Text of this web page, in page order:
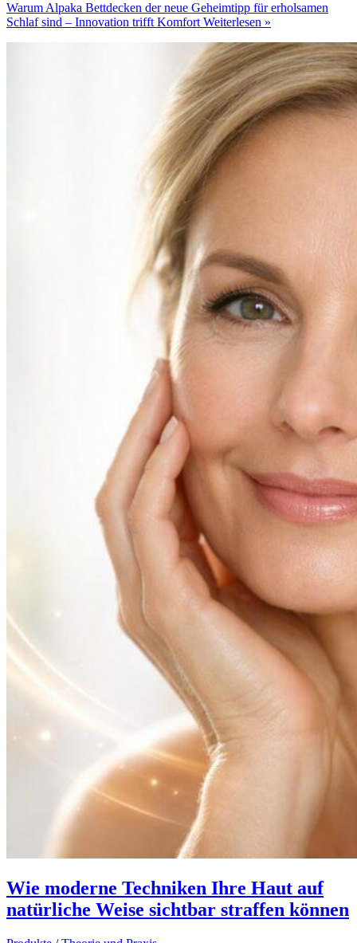
Warum Alpaka Bettdecken der neue Geheimtipp für erholsamen
Schlaf sind – Innovation trifft Komfort Weiterlesen »
Wie moderne Techniken Ihre Haut auf
natürliche Weise sichtbar straffen können